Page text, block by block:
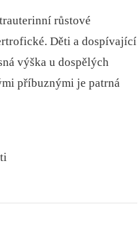
růstové
Děti a dospívající
výška u dospělých
příbuznými je patrná